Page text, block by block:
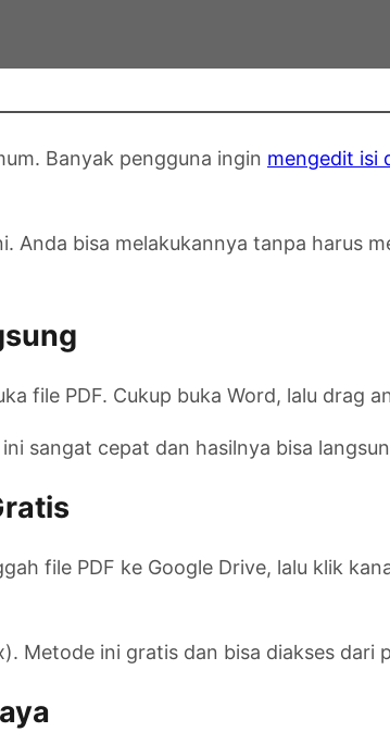
Banyak pengguna ingin mengedit isi
bisa melakukannya tanpa harus
file PDF. Cukup buka Word, lalu drag
sangat cepat dan hasilnya bisa
file PDF ke Google Drive, lalu klik
Metode ini gratis dan bisa diakses dari